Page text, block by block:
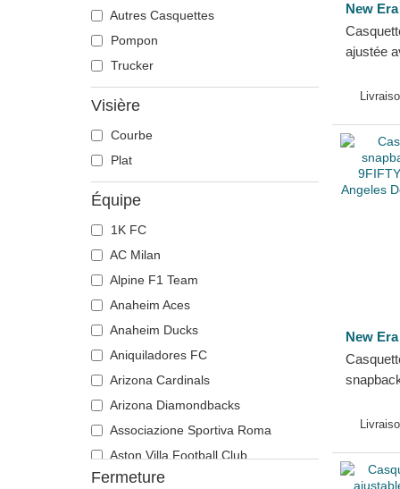
9SEVENTY
9TWENTY
A Frame
E Frame
Runner
Autres Casquettes
Pompon
Trucker
Visière
Courbe
Plat
Équipe
1K FC
AC Milan
Alpine F1 Team
Anaheim Aces
Anaheim Ducks
Aniquiladores FC
Arizona Cardinals
Arizona Diamondbacks
Associazione Sportiva Roma
Aston Villa Football Club
Atlanta Braves
Fermeture
New Era
ajustée
Angeles
New Era
9FIFTY
Angeles